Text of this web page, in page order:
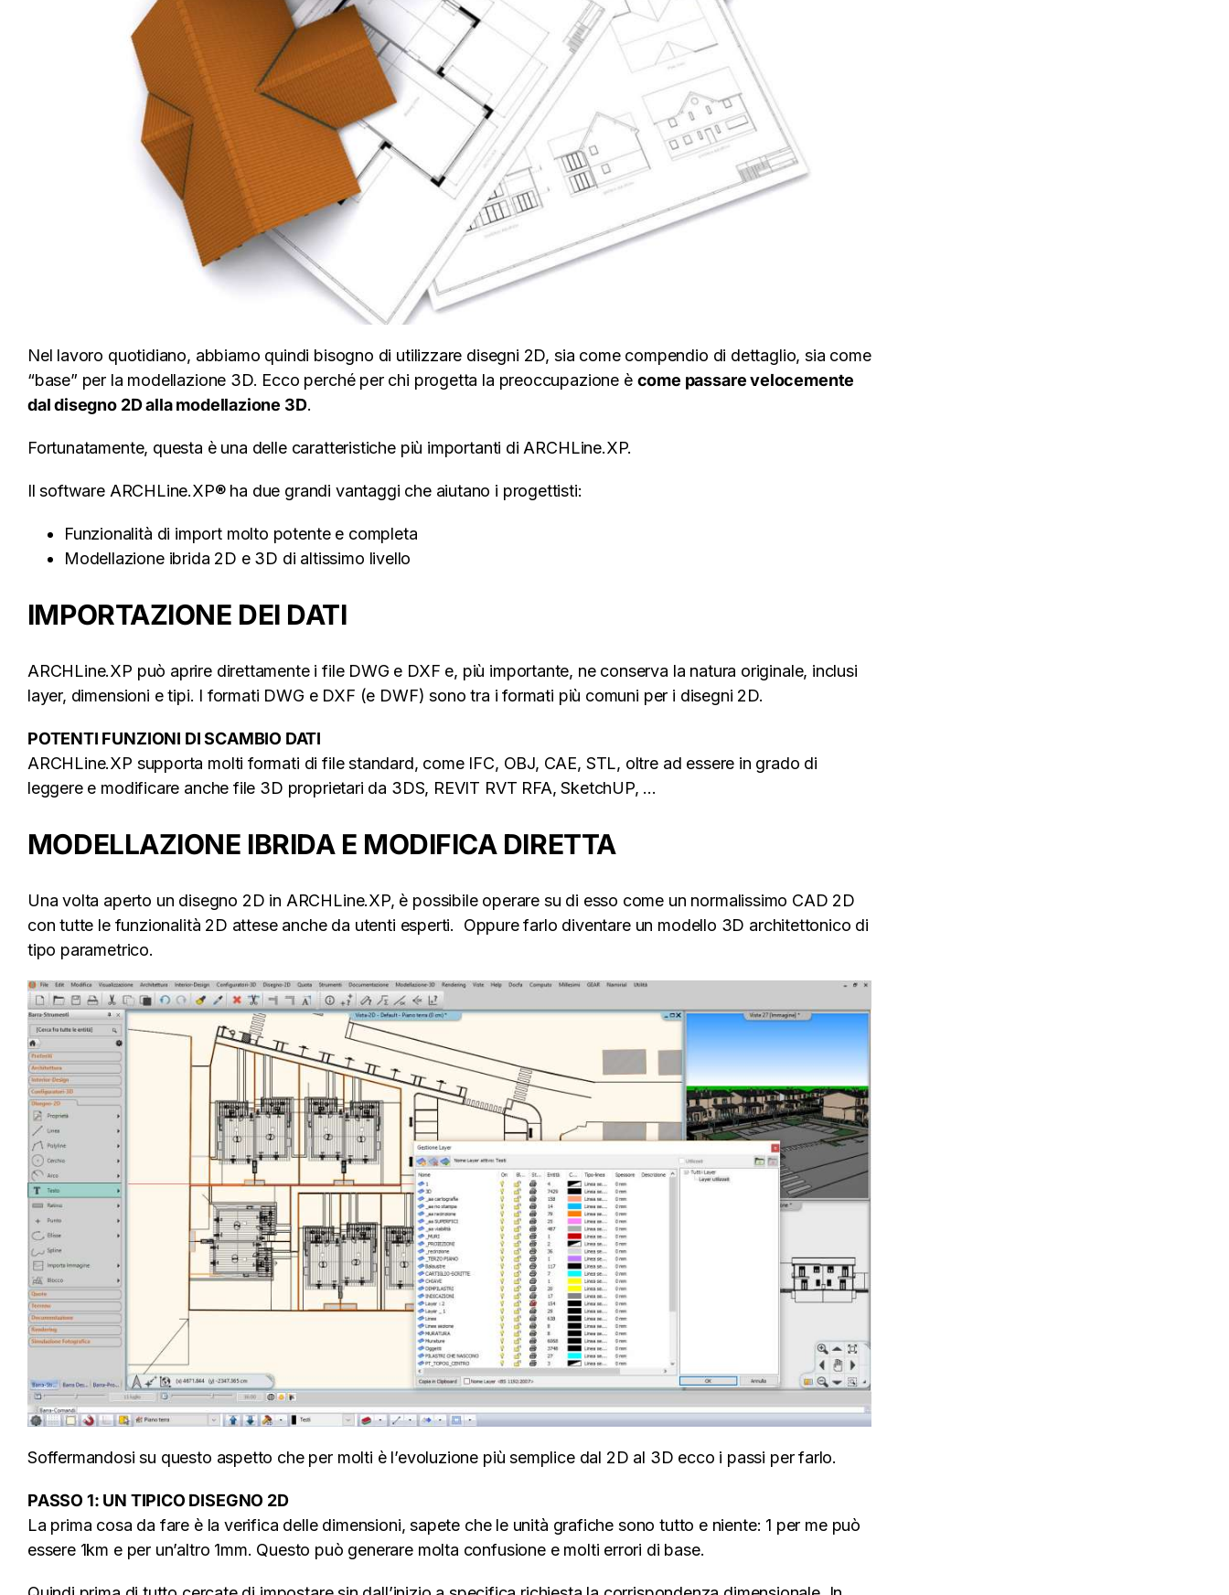
Nel lavoro quotidiano, abbiamo quindi bisogno di utilizzare disegni 2D, sia come compendio di dettaglio, sia come
“base” per la modellazione 3D. Ecco perché per chi progetta la preoccupazione è come passare velocemente
dal disegno 2D alla modellazione 3D.
Fortunatamente, questa è una delle caratteristiche più importanti di ARCHLine.XP.
Il software ARCHLine.XP® ha due grandi vantaggi che aiutano i progettisti:
Funzionalità di import molto potente e completa
Modellazione ibrida 2D e 3D di altissimo livello
IMPORTAZIONE DEI DATI
ARCHLine.XP può aprire direttamente i file DWG e DXF e, più importante, ne conserva la natura originale, inclusi
layer, dimensioni e tipi. I formati DWG e DXF (e DWF) sono tra i formati più comuni per i disegni 2D.
POTENTI FUNZIONI DI SCAMBIO DATI
ARCHLine.XP supporta molti formati di file standard, come IFC, OBJ, CAE, STL, oltre ad essere in grado di
leggere e modificare anche file 3D proprietari da 3DS, REVIT RVT RFA, SketchUP, …
MODELLAZIONE IBRIDA E MODIFICA DIRETTA
Una volta aperto un disegno 2D in ARCHLine.XP, è possibile operare su di esso come un normalissimo CAD 2D
con tutte le funzionalità 2D attese anche da utenti esperti. Oppure farlo diventare un modello 3D architettonico di
tipo parametrico.
Soffermandosi su questo aspetto che per molti è l’evoluzione più semplice dal 2D al 3D ecco i passi per farlo.
PASSO 1: UN TIPICO DISEGNO 2D
La prima cosa da fare è la verifica delle dimensioni, sapete che le unità grafiche sono tutto e niente: 1 per me può
essere 1km e per un’altro 1mm. Questo può generare molta confusione e molti errori di base.